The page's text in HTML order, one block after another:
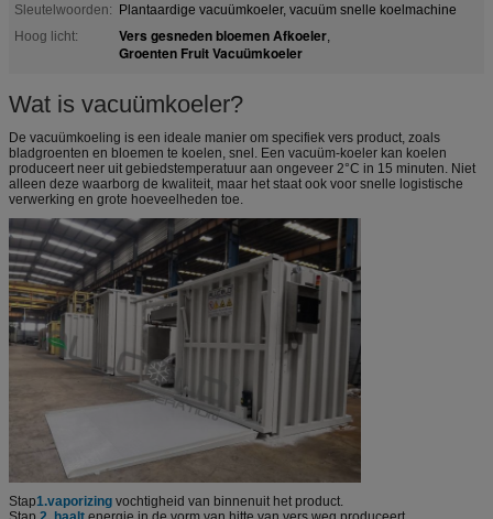
Sleutelwoorden: Plantaardige vacuümkoeler, vacuüm snelle koelmachine
Hoog licht:
Vers gesneden bloemen Afkoeler,
Groenten Fruit Vacuümkoeler
Wat is vacuümkoeler?
De vacuümkoeling is een ideale manier om specifiek vers product, zoals
bladgroenten en bloemen te koelen, snel. Een vacuüm-koeler kan koelen
produceert neer uit gebiedstemperatuur aan ongeveer 2°C in 15 minuten. Niet
alleen deze waarborg de kwaliteit, maar het staat ook voor snelle logistische
verwerking en grote hoeveelheden toe.
Stap1.vaporizing vochtigheid van binnenuit het product.